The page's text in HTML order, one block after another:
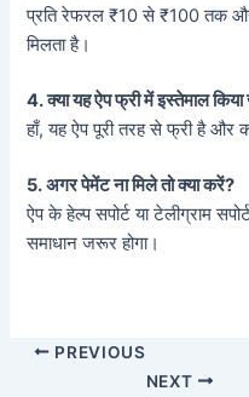
प्रति रेफरल ₹10 से ₹100 तक
मिलता है।
4. क्या यह ऐप फ्री में इस्तेमाल
हाँ, यह ऐप पूरी तरह से फ्री है और
5. अगर पेमेंट ना मिले तो क्या करें?
ऐप के हेल्प सपोर्ट या टेलीग्राम
समाधान जरूर होगा।
PREVIOUS
NEXT